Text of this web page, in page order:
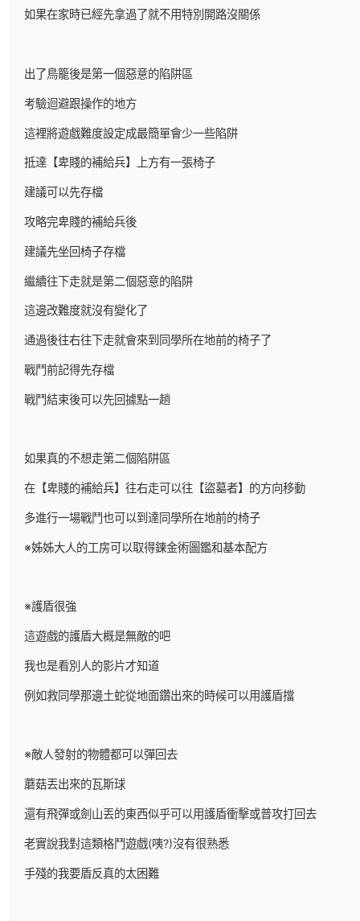
如果在家時已經先拿過了就不用特別開路沒關係
出了鳥籠後是第一個惡意的陷阱區
考驗迴避跟操作的地方
這裡將遊戲難度設定成最簡單會少一些陷阱
抵達【卑賤的補給兵】上方有一張椅子
建議可以先存檔
攻略完卑賤的補給兵後
建議先坐回椅子存檔
繼續往下走就是第二個惡意的陷阱
這邊改難度就沒有變化了
通過後往右往下走就會來到同學所在地前的椅子了
戰鬥前記得先存檔
戰鬥結束後可以先回據點一趟
如果真的不想走第二個陷阱區
在【卑賤的補給兵】往右走可以往【盜墓者】的方向移動
多進行一場戰鬥也可以到達同學所在地前的椅子
※姊姊大人的工房可以取得鍊金術圖鑑和基本配方
※護盾很強
這遊戲的護盾大概是無敵的吧
我也是看別人的影片才知道
例如救同學那邊土蛇從地面鑽出來的時候可以用護盾擋
※敵人發射的物體都可以彈回去
蘑菇丟出來的瓦斯球
還有飛彈或劍山丟的東西似乎可以用護盾衝擊或普攻打回去
老實說我對這類格鬥遊戲(咦?)沒有很熟悉
手殘的我要盾反真的太困難